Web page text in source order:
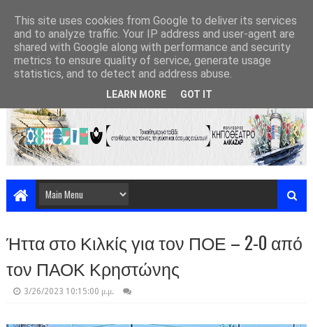
Ήττα στο Κιλκίς για τον ΠΟΕ – 2-0 από
τον ΠΑΟΚ Κρηστώνης
3/26/2023 10:15:00 μ.μ.
This site uses cookies from Google to deliver its services
and to analyze traffic. Your IP address and user-agent are
shared with Google along with performance and security
metrics to ensure quality of service, generate usage
statistics, and to detect and address abuse.
LEARN MORE GOT IT